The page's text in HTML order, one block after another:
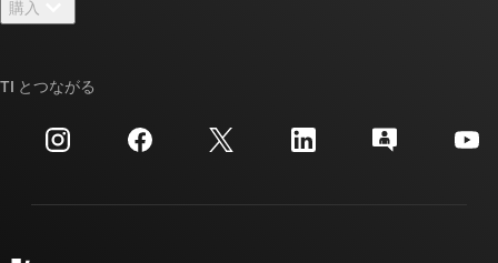
イベント
投資家向け情報
TI E2E™ 設計サポート・フォーラム
クロスリファレンス検索
カスタマー・サポート・センター
購入
ご注文に関する FAQ
TI とつながる